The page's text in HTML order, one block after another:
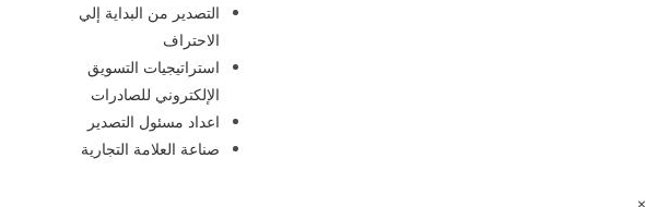
التصدير من البداية إلي
الاحتراف
استراتيجيات التسويق
الإلكتروني للصادرات
اعداد مسئول التصدير
صناعة العلامة التجارية
×